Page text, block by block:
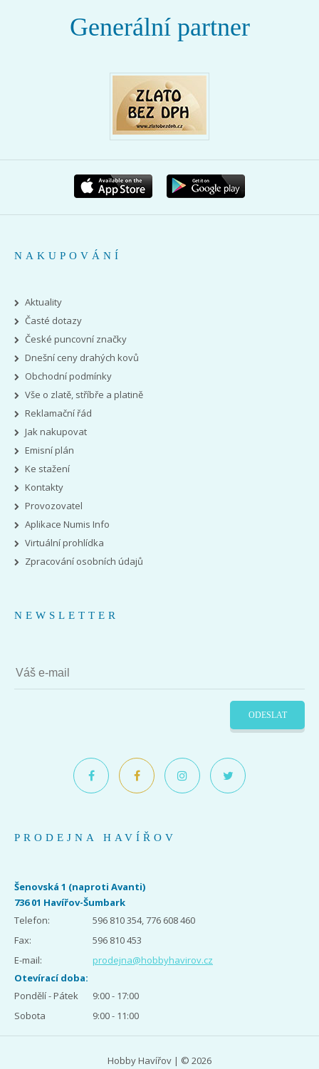
Generální partner
NAKUPOVÁNÍ
Aktuality
Časté dotazy
České puncovní značky
Dnešní ceny drahých kovů
Obchodní podmínky
Vše o zlatě, stříbře a platině
Reklamační řád
Jak nakupovat
Emisní plán
Ke stažení
Kontakty
Provozovatel
Aplikace Numis Info
Virtuální prohlídka
Zpracování osobních údajů
NEWSLETTER
ODESLAT
PRODEJNA HAVÍŘOV
Šenovská 1 (naproti Avanti)
736 01 Havířov-Šumbark
Telefon:
596 810 354, 776 608 460
Fax:
596 810 453
E-mail:
prodejna@hobbyhavirov.cz
Otevírací doba:
Pondělí - Pátek
9:00 - 17:00
Sobota
9:00 - 11:00
Hobby Havířov | © 2026